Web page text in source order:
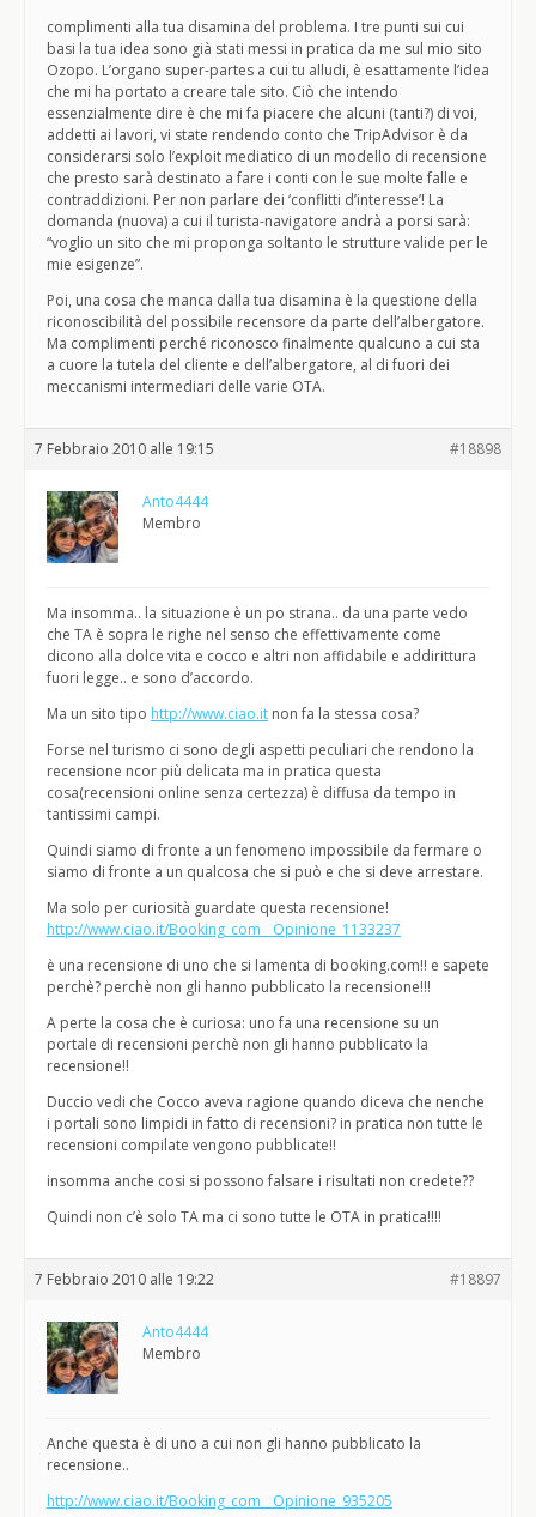
complimenti alla tua disamina del problema. I tre punti sui cui
basi la tua idea sono già stati messi in pratica da me sul mio sito
Ozopo. L’organo super-partes a cui tu alludi, è esattamente l’idea
che mi ha portato a creare tale sito. Ciò che intendo
essenzialmente dire è che mi fa piacere che alcuni (tanti?) di voi,
addetti ai lavori, vi state rendendo conto che TripAdvisor è da
considerarsi solo l’exploit mediatico di un modello di recensione
che presto sarà destinato a fare i conti con le sue molte falle e
contraddizioni. Per non parlare dei ‘conflitti d’interesse’! La
domanda (nuova) a cui il turista-navigatore andrà a porsi sarà:
“voglio un sito che mi proponga soltanto le strutture valide per le
mie esigenze”.
Poi, una cosa che manca dalla tua disamina è la questione della
riconoscibilità del possibile recensore da parte dell’albergatore.
Ma complimenti perché riconosco finalmente qualcuno a cui sta
a cuore la tutela del cliente e dell’albergatore, al di fuori dei
meccanismi intermediari delle varie OTA.
7 Febbraio 2010 alle 19:15 #18898
Anto4444
Membro
Ma insomma.. la situazione è un po strana.. da una parte vedo
che TA è sopra le righe nel senso che effettivamente come
dicono alla dolce vita e cocco e altri non affidabile e addirittura
fuori legge.. e sono d’accordo.
Ma un sito tipo http://www.ciao.it non fa la stessa cosa?
Forse nel turismo ci sono degli aspetti peculiari che rendono la
recensione ncor più delicata ma in pratica questa
cosa(recensioni online senza certezza) è diffusa da tempo in
tantissimi campi.
Quindi siamo di fronte a un fenomeno impossibile da fermare o
siamo di fronte a un qualcosa che si può e che si deve arrestare.
Ma solo per curiosità guardate questa recensione!
http://www.ciao.it/Booking_com__Opinione_1133237
è una recensione di uno che si lamenta di booking.com!! e sapete
perchè? perchè non gli hanno pubblicato la recensione!!!
A perte la cosa che è curiosa: uno fa una recensione su un
portale di recensioni perchè non gli hanno pubblicato la
recensione!!
Duccio vedi che Cocco aveva ragione quando diceva che nenche
i portali sono limpidi in fatto di recensioni? in pratica non tutte le
recensioni compilate vengono pubblicate!!
insomma anche cosi si possono falsare i risultati non credete??
Quindi non c’è solo TA ma ci sono tutte le OTA in pratica!!!!
7 Febbraio 2010 alle 19:22 #18897
Anto4444
Membro
Anche questa è di uno a cui non gli hanno pubblicato la
recensione..
http://www.ciao.it/Booking_com__Opinione_935205